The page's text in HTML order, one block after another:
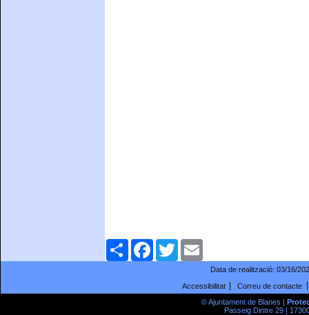
ComparteixFacebookTwitter
Data de realització: 03/16/
Accessibilitat
Correu de contacte
© Ajuntament de Blanes |
Passeig Dintre 29 |